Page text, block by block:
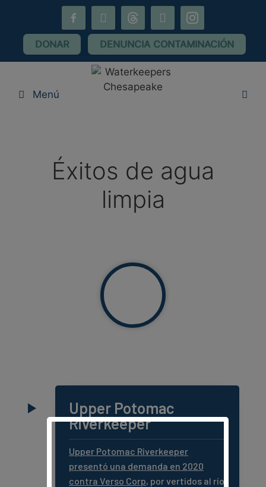
contenido
hilos Instagram
DONAR DENUNCIA CONTAMINACIÓN
Menú
Éxitos de agua
limpia
Upper Potomac
Riverkeeper
Upper Potomac Riverkeeper
presentó una demanda en 2020
contra Verso Corp, por vertidos al río